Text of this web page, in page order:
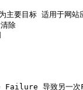
要目标 适用于网站
除
Failure 导致另